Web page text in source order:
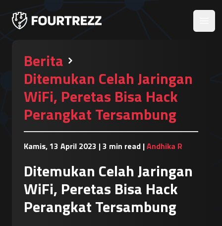
Berita
Ditemukan Celah Jaringan
WiFi, Peretas Bisa Hack
Perangkat Tersambung
Kamis, 13 April 2023 |3 min read |Andhika R
Ditemukan Celah Jaringan
WiFi, Peretas Bisa Hack
Perangkat Tersambung